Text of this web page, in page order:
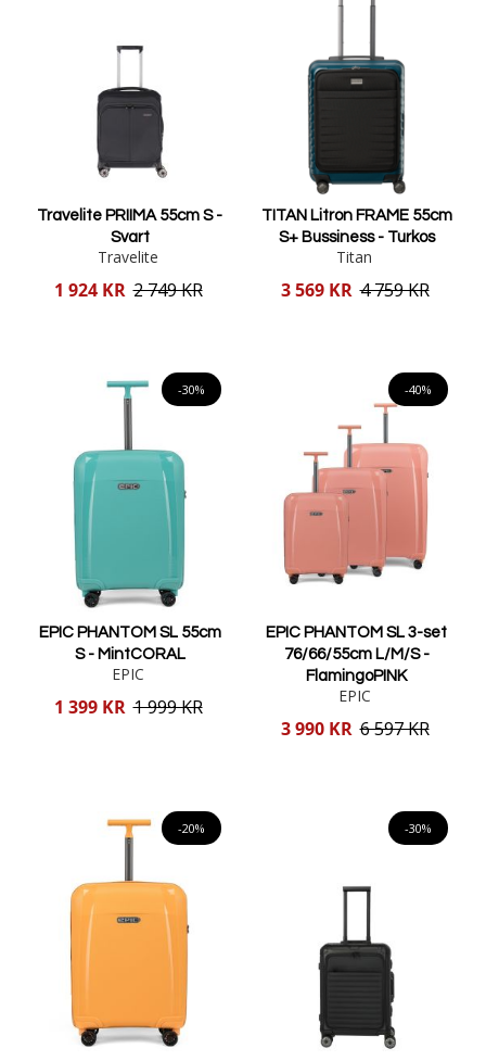
Travelite PRIIMA 55cm S -
Svart
Travelite
Reducerat
1 924 KR 2 749 KR
TITAN Litron FRAME 55cm
S+ Bussiness - Turkos
Titan
Reducerat
3 569 KR 4 759 KR
-30%
EPIC PHANTOM SL 55cm
S - MintCORAL
EPIC
Reducerat
1 399 KR 1 999 KR
-40%
EPIC PHANTOM SL 3-set
76/66/55cm L/M/S -
FlamingoPINK
EPIC
Reducerat
3 990 KR 6 597 KR
-20% -30%